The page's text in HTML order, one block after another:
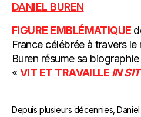
DANIEL BUREN
FIGURE EMBLÉMATIQUE
France célébrée à travers
Buren résume sa
«VIT ET TRAVAILLE IN
Depuis plusieurs décennies,